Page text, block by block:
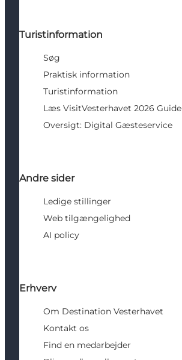
Turistinformation
Søg
Praktisk information
Turistinformation
Læs VisitVesterhavet 2026 Guide
Oversigt: Digital Gæsteservice
Andre sider
Ledige stillinger
Web tilgængelighed
AI policy
Erhverv
Om Destination Vesterhavet
Kontakt os
Find en medarbejder